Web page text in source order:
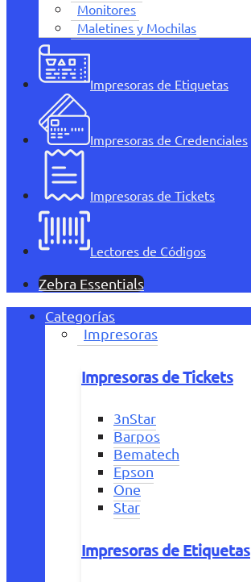
Monitores
Maletines y Mochilas
Impresoras de Etiquetas
Impresoras de Credenciales
Impresoras de Tickets
Lectores de Códigos
Zebra Essentials
Categorías
Impresoras
Impresoras de Tickets
3nStar
Barpos
Bematech
Epson
One
Star
Impresoras de Etiquetas